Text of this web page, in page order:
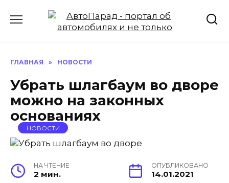
содержанию
ГЛАВНАЯ » НОВОСТИ
Убрать шлагбаум во дворе
можно на законных
основаниях
НОВОСТИ
НА ЧТЕНИЕ
2 мин.
ОПУБЛИКОВАНО
14.01.2021